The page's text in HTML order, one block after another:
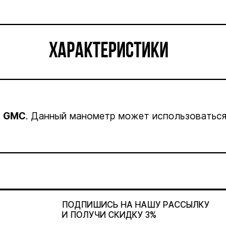
ХАРАКТЕРИСТИКИ
GMC. Данный манометр может
ПОДПИШИСЬ НА НАШУ РАССЫЛКУ
И ПОЛУЧИ СКИДКУ 3%